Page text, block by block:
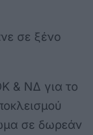
σε ξένο
& ΝΔ για το
σε δωρεάν